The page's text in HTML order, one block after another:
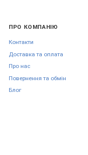
ПРО КОМПАНІЮ
Контакти
Доставка та оплата
Про нас
Повернення та обмін
Блог